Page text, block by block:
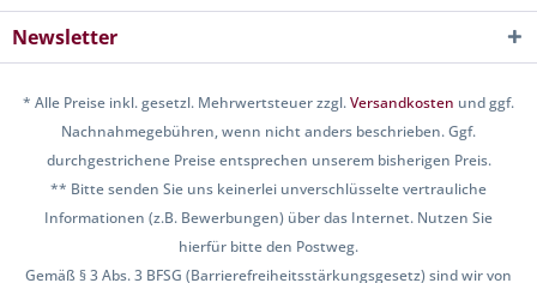
Newsletter
* Alle Preise inkl. gesetzl. Mehrwertsteuer zzgl.Versandkosten und ggf.
Nachnahmegebühren, wenn nicht anders beschrieben. Ggf.
durchgestrichene Preise entsprechen unserem bisherigen Preis.
** Bitte senden Sie uns keinerlei unverschlüsselte vertrauliche
Informationen (z.B. Bewerbungen) über das Internet. Nutzen Sie
hierfür bitte den Postweg.
Gemäß § 3 Abs. 3 BFSG (Barrierefreiheitsstärkungsgesetz) sind wir von